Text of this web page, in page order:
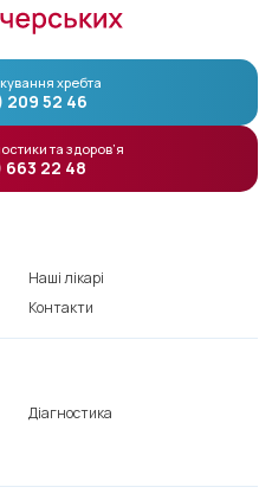
Наші лікарі
Контакти
Діагностика
хребта
209 52 46
та здоров’я
663 22 48